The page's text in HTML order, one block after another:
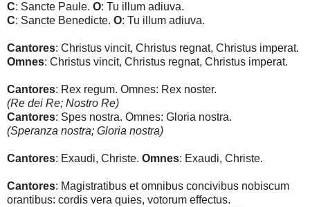
C: Sancte Paule. O: Tu illum adiuva.
C: Sancte Benedicte. O: Tu illum adiuva.
Cantores: Christus vincit, Christus regnat, Christus imperat.
Omnes: Christus vincit, Christus regnat, Christus imperat.
Cantores: Rex regum. Omnes: Rex noster.
(Re dei Re; Nostro Re)
Cantores: Spes nostra. Omnes: Gloria nostra.
(Speranza nostra; Gloria nostra)
Cantores: Exaudi, Christe. Omnes: Exaudi, Christe.
Cantores: Magistratibus et omnibus concivibus nobiscum
orantibus: cordis vera quies, votorum effectus.